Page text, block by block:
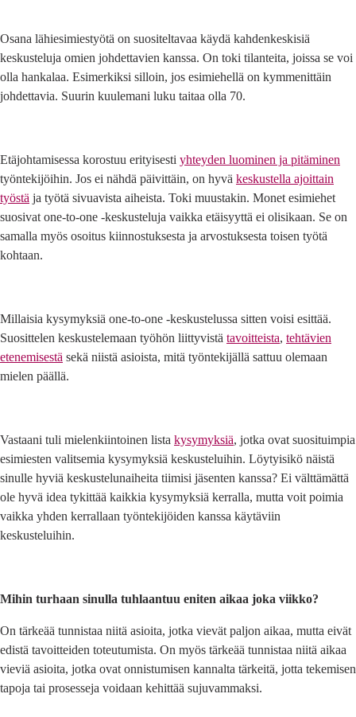
Osana lähiesimiestyötä on suositeltavaa käydä kahdenkeskisiä
keskusteluja omien johdettavien kanssa. On toki tilanteita, joissa se voi
olla hankalaa. Esimerkiksi silloin, jos esimiehellä on kymmenittäin
johdettavia. Suurin kuulemani luku taitaa olla 70.
Etäjohtamisessa korostuu erityisesti yhteyden luominen ja pitäminen
työntekijöihin. Jos ei nähdä päivittäin, on hyvä keskustella ajoittain
työstä ja työtä sivuavista aiheista. Toki muustakin. Monet esimiehet
suosivat one-to-one -keskusteluja vaikka etäisyyttä ei olisikaan. Se on
samalla myös osoitus kiinnostuksesta ja arvostuksesta toisen työtä
kohtaan.
Millaisia kysymyksiä one-to-one -keskustelussa sitten voisi esittää.
Suosittelen keskustelemaan työhön liittyvistä tavoitteista, tehtävien
etenemisestä sekä niistä asioista, mitä työntekijällä sattuu olemaan
mielen päällä.
Vastaani tuli mielenkiintoinen lista kysymyksiä, jotka ovat suosituimpia
esimiesten valitsemia kysymyksiä keskusteluihin. Löytyisikö näistä
sinulle hyviä keskustelunaiheita tiimisi jäsenten kanssa? Ei välttämättä
ole hyvä idea tykittää kaikkia kysymyksiä kerralla, mutta voit poimia
vaikka yhden kerrallaan työntekijöiden kanssa käytäviin
keskusteluihin.
Mihin turhaan sinulla tuhlaantuu eniten aikaa joka viikko?
On tärkeää tunnistaa niitä asioita, jotka vievät paljon aikaa, mutta eivät
edistä tavoitteiden toteutumista. On myös tärkeää tunnistaa niitä aikaa
vieviä asioita, jotka ovat onnistumisen kannalta tärkeitä, jotta tekemisen
tapoja tai prosesseja voidaan kehittää sujuvammaksi.